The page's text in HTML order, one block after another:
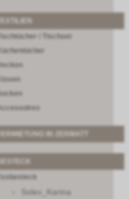
Tischtücher / Tischset
Küchentücher
Decken
Kissen
Socken
Accessoires
VERMIETUNG IN ZERMATT
Essbesteck
Solex_Karina